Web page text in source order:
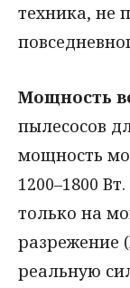
техника, не
Мощность
пылесосов
мощность
1200–1800
только на
разрежение
реальную